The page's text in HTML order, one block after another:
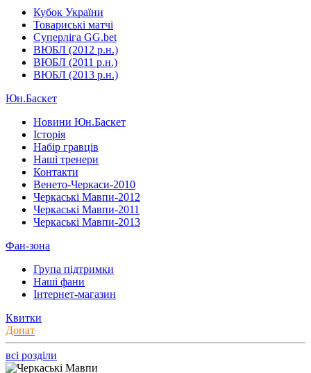
Кубок України
Товариські матчі
Суперліга GG.bet
ВЮБЛ (2012 р.н.)
ВЮБЛ (2011 р.н.)
ВЮБЛ (2013 р.н.)
Юн.Баскет
Новини Юн.Баскет
Історія
Набір гравців
Наші тренери
Контакти
Венето-Черкаси-2010
Черкаські Мавпи-2012
Черкаські Мавпи-2011
Черкаські Мавпи-2013
Фан-зона
Група підтримки
Наші фани
Інтернет-магазин
Квитки
Донат
всі розділи